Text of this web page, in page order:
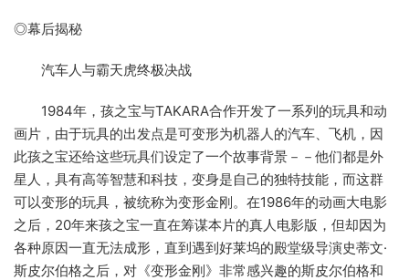
◎幕后揭秘
汽车人与霸天虎终极决战
1984年，孩之宝与TAKARA合作开发了一系列的玩具和动
画片，由于玩具的出发点是可变形为机器人的汽车、飞机，因
此孩之宝还给这些玩具们设定了一个故事背景－－他们都是外
星人，具有高等智慧和科技，变身是自己的独特技能，而这群
可以变形的玩具，被统称为变形金刚。在1986年的动画大电影
之后，20年来孩之宝一直在筹谋本片的真人电影版，但却因为
各种原因一直无法成形，直到遇到好莱坞的殿堂级导演史蒂文·
斯皮尔伯格之后，对《变形金刚》非常感兴趣的斯皮尔伯格和